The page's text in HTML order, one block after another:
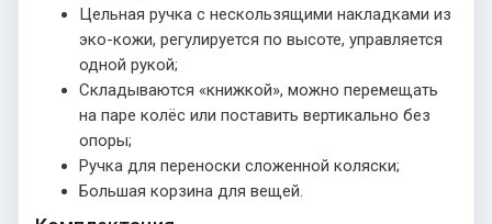
Цельная ручка с нескользящими накладками из
эко-кожи, регулируется по высоте, управляется
одной рукой;
Складываются «книжкой», можно перемещать
на паре колёс или поставить вертикально без
опоры;
Ручка для переноски сложенной коляски;
Большая корзина для вещей.